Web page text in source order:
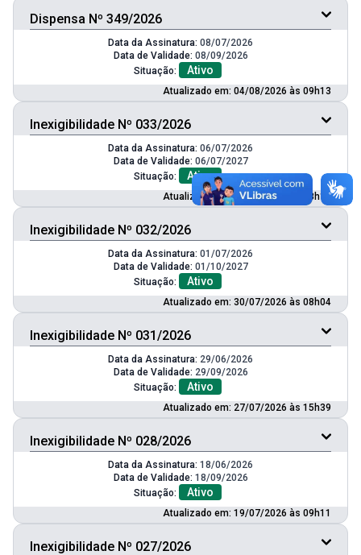
Dispensa Nº 349/2026
Data da Assinatura: 08/07/2026
Data de Validade: 08/09/2026
Situação:
Ativo
Atualizado em: 04/08/2026 às 09h13
Inexigibilidade Nº 033/2026
Data da Assinatura: 06/07/2026
Data de Validade: 06/07/2027
Situação:
Ativo
Atualizado em: 03/08/2026 às 18h16
Inexigibilidade Nº 032/2026
Data da Assinatura: 01/07/2026
Data de Validade: 01/10/2027
Situação:
Ativo
Atualizado em: 30/07/2026 às 08h04
Inexigibilidade Nº 031/2026
Data da Assinatura: 29/06/2026
Data de Validade: 29/09/2026
Situação:
Ativo
Atualizado em: 27/07/2026 às 15h39
Inexigibilidade Nº 028/2026
Data da Assinatura: 18/06/2026
Data de Validade: 18/09/2026
Situação:
Ativo
Atualizado em: 19/07/2026 às 09h11
Inexigibilidade Nº 027/2026